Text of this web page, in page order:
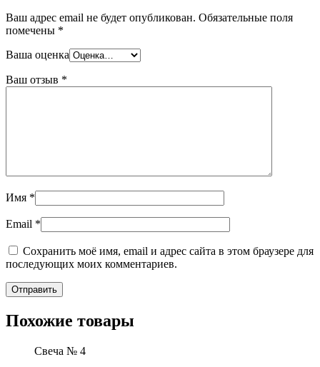
Ваш адрес email не будет опубликован. Обязательные поля
помечены *
Ваша оценка
Ваш отзыв *
Имя *
Email *
Сохранить моё имя, email и адрес сайта в этом браузере для
последующих моих комментариев.
Похожие товары
Свеча № 4